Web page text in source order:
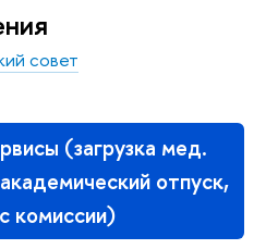
совет
(загрузка мед.
отпуск,
комиссии)